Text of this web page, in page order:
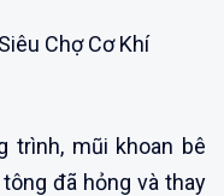
Chợ Cơ Khí
trình, mũi khoan bê
đã hỏng và thay